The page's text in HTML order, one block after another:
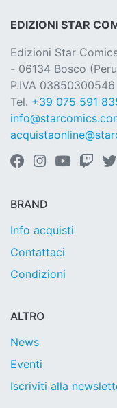
EDIZIONI STAR
Edizioni Star
- 06134 Bosco
P.IVA 03850300546
Tel. +39 075 591
BRAND
Info acquisti
Contattaci
Condizioni
ALTRO
News
Eventi
Iscriviti alla